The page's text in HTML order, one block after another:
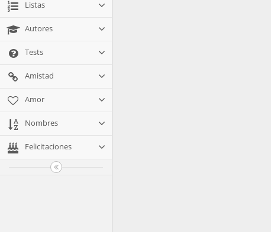
Listas
Autores
Tests
Amistad
Amor
Nombres
Felicitaciones